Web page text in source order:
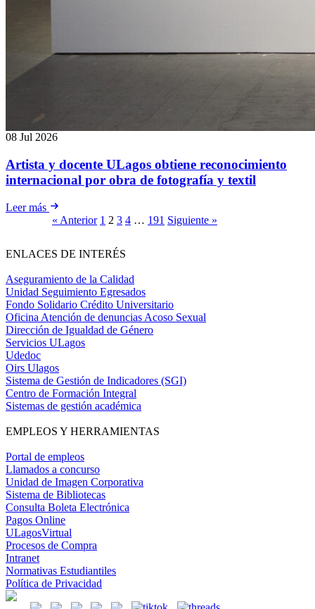
08 Jul 2026
Artista y docente ULagos obtiene reconocimiento
internacional por obra de fotografía y textil
Leer más
« Anterior 1 2 3 4 … 191 Siguiente »
ENLACES DE INTERÉS
Aseguramiento de la Calidad
Unidad Seguimiento Egresados
Fondo Solidario Crédito Universitario
Oficina Atención de denuncias Acoso Sexual
Dirección de Igualdad de Género
Servicios ULagos
Udedoc
Oirs Ulagos
Sistema de Gestión de Indicadores (SGI)
Centro de Formación Integral
Sistemas de gestión académica
EMPLEOS Y HERRAMIENTAS
Portal de empleos
Llamados a concurso
Unidad de Imagen Corporativa
Sistema de Bibliotecas
Consulta Boleta Electrónica
Pagos Online
ULagosVirtual
Procesos de Compra
Intranet
Normativas Estudiantiles
Política de Privacidad